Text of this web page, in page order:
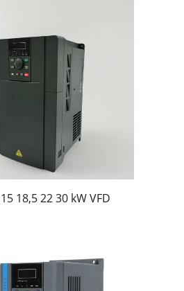
prędkość silnika
PID, funkcje
po
momentu
jak pompy i
zapasami.
18,5 22 30 kW VFD